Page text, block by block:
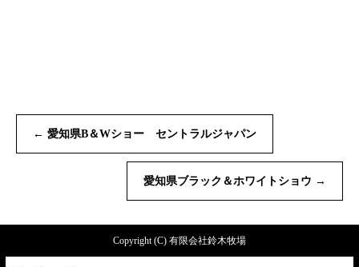
← 愛知県B＆Wショー セントラルジャパン
愛知県ブラック＆ホワイトショウ →
Copyright (C) 有限会社鈴木牧場